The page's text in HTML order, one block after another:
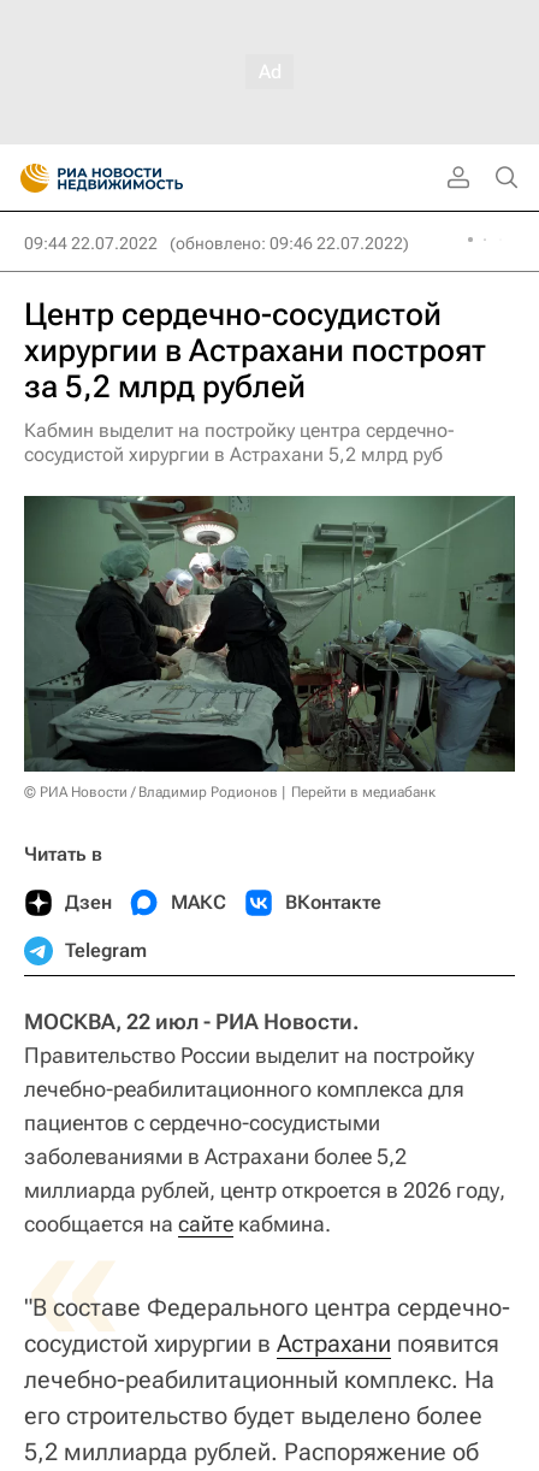
09:44 22.07.2022 (обновлено: 09:46 22.07.2022)
Центр сердечно-сосудистой
хирургии в Астрахани построят
за 5,2 млрд рублей
Кабмин выделит на постройку центра сердечно-
сосудистой хирургии в Астрахани 5,2 млрд руб
© РИА Новости / Владимир Родионов Перейти в медиабанк
Читать в
Дзен МАКС ВКонтакте
Telegram
МОСКВА, 22 июл - РИА Новости.
Правительство России выделит на постройку
лечебно-реабилитационного комплекса для
пациентов с сердечно-сосудистыми
заболеваниями в Астрахани более 5,2
миллиарда рублей, центр откроется в 2026 году,
сообщается на сайте кабмина.
«
"В составе Федерального центра сердечно-
сосудистой хирургии в Астрахани появится
лечебно-реабилитационный комплекс. На
его строительство будет выделено более
5,2 миллиарда рублей. Распоряжение об